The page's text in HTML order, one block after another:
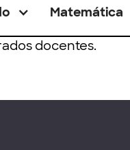
Matemática
docentes.